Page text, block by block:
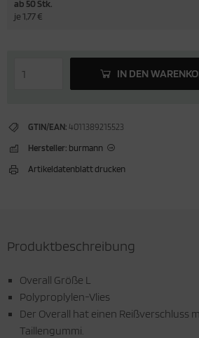
ab 50 Stk.
je 1,77 €
IN DEN
GTIN/EAN: 4011389215523
Hersteller: burmann
Artikeldatenblatt drucken
Produktbeschreibung
Overall Größe L
Polyproplylen-Vlies
Der Overall hat einen Reißverschluss
Taillengummi.